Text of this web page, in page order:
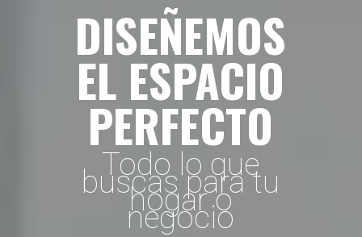
DISEÑEMOS
EL ESPACIO
PERFECTO
Todo lo que
buscas para tu
hogar o
negocio